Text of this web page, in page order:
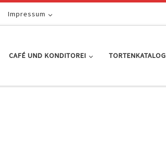
Impressum
CAFÉ UND KONDITOREI TORTENKATALOG